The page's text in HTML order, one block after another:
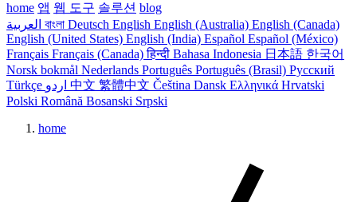
home 앱 웹 도구 솔루션 blog
বাংলা Deutsch English English (Australia) English (Canada)
English (United States) English (India) Español Español (México)
Français Français (Canada)हिन्दी Bahasa Indonesia 日本語 한국어
Norsk bokmål Nederlands Português Português (Brasil) Русский
Türkçe
中文 繁體中文 Čeština Dansk Ελληνικά Hrvatski
Polski Română Bosanski Srpski
home